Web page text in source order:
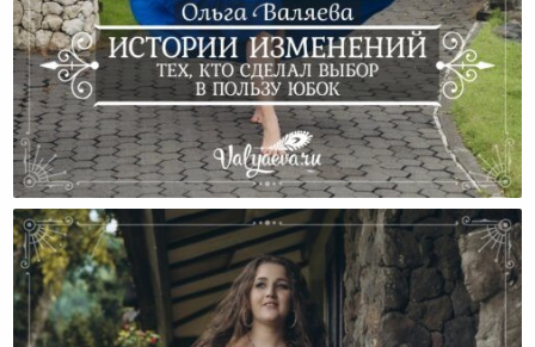
Истории Изменений Тех, Кто Сделал Выбор В
Пользу Юбок